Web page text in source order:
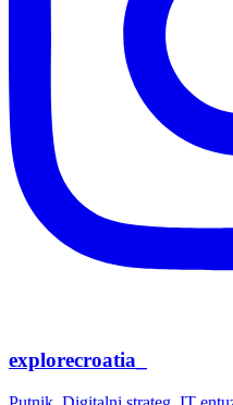
explorecroatia_